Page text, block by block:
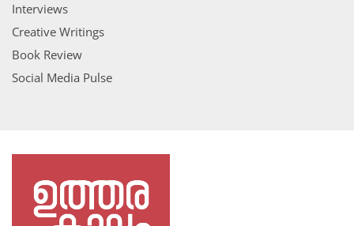
Interviews
Creative Writings
Book Review
Social Media Pulse